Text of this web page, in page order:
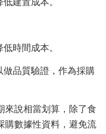
建置成本。
時間成本。
品質驗證，作為採購
來說相當划算，除了食
購數據性資料，避免流